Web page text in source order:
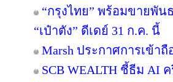
“กรุงไทย” พร้อมขายพั
“เป๋าตัง” ดีเดย์ 31 ก.ค. นี้
Marsh ประกาศการเข้า
SCB WEALTH ชี้ธีม AI